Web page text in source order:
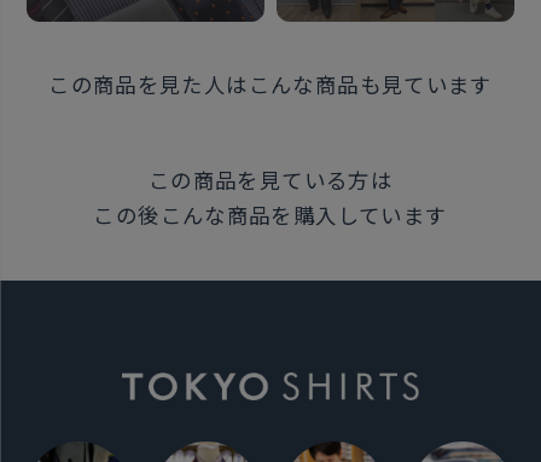
中国
可能性があるため白いものとは
別にお洗いください。塩素系
いただきます。
この商品を見た人はこんな商品も見ています
この商品を見ている方は
この後こんな商品を購入しています